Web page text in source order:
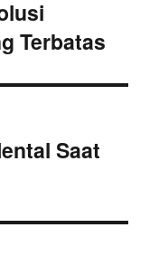
Terbatas
Saat